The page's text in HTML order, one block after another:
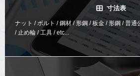
寸法表
ナット / ボルト / 鋼材 / 形鋼 / 板金 / 形鋼 / 普通
/ 止め輪 / 工具 / etc...